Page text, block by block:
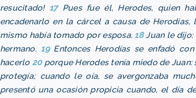
resucitado! 17Pues fue él, Herodes, quien
encadenarlo en la cárcel a causa de
mismo había tomado por esposa. 18Juan le dijo:
hermano. 19Entonces Herodías se enfadó
hacerlo 20porque Herodes tenía miedo de
protegía; cuando le oía, se avergonzaba
presentó una ocasión propicia cuando, el día